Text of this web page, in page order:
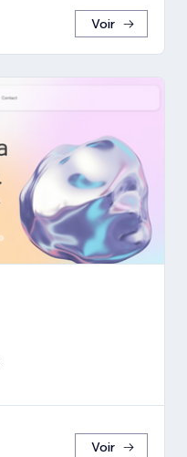
Voir
Voir